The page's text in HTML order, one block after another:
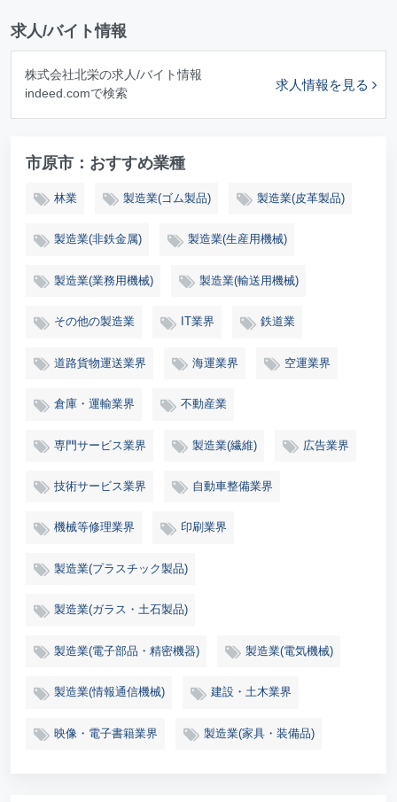
求人/バイト情報
株式会社北栄の求人/バイト情報
indeed.comで検索
求人情報を見る
市原市：おすすめ業種
林業 製造業(ゴム製品) 製造業(皮革製品)
製造業(非鉄金属) 製造業(生産用機械)
製造業(業務用機械) 製造業(輸送用機械)
その他の製造業 IT業界 鉄道業
道路貨物運送業界 海運業界 空運業界
倉庫・運輸業界 不動産業
専門サービス業界 製造業(繊維) 広告業界
技術サービス業界 自動車整備業界
機械等修理業界 印刷業界
製造業(プラスチック製品)
製造業(ガラス・土石製品)
製造業(電子部品・精密機器) 製造業(電気機械)
製造業(情報通信機械) 建設・土木業界
映像・電子書籍業界 製造業(家具・装備品)